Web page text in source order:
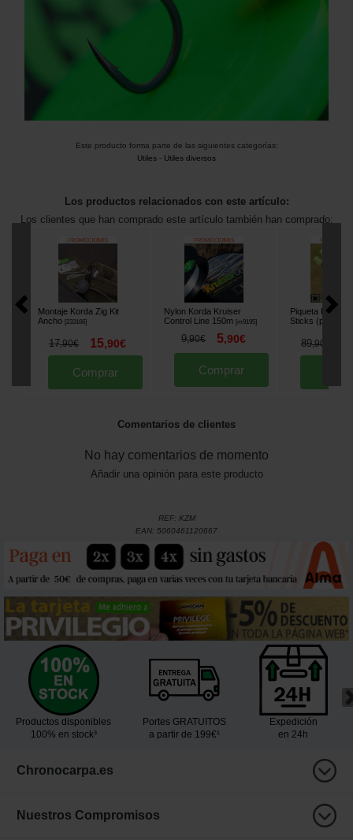
Este producto forma parte de las siguientes categorías:
Utiles - Utiles diversos
Los productos relacionados con este artículo:
Los clientes que han comprado este artículo también han comprado:
Montaje Korda Zig Kit
Ancho
233166]
17,90€ 15,90€
Comprar
Nylon Korda Kruiser
Control Line 150m [m9195]
9,90€ 5,90€
Comprar
Piqueta Korda
Sticks (por 2)
89,90
Comentarios de clientes
No hay comentarios de momento
Añadir una opinión para este producto
REF: KZM
EAN: 5060461120667
Productos disponibles
100% en stock³
Portes GRATUITOS
a partir de 199€¹
Expedición
en 24h
Chronocarpa.es
Nuestros Compromisos